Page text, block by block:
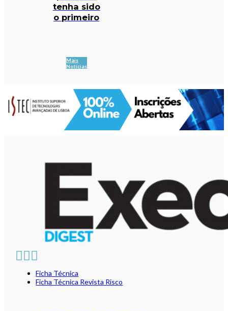
tenha sido
o primeiro
Mais
Notícias
Ficha Técnica
Ficha Técnica Revista Risco